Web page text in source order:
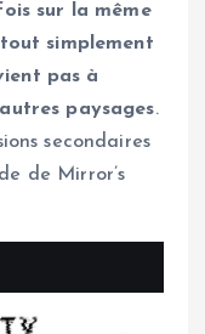
sur la même
simplement
pas à
paysages.
secondaires
de Mirror’s